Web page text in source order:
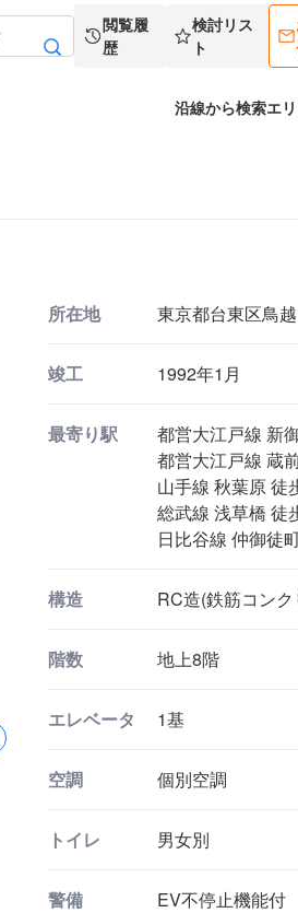
閲覧履
歴
検討リス
ト
沿線から検索エ
所在地 東京都台東区鳥
竣工 1992年1月
最寄り駅
都営大江戸線 新
都営大江戸線 蔵
山手線 秋葉原 徒
総武線 浅草橋 徒
日比谷線 仲御徒
構造 RC造(鉄筋コン
階数 地上8階
エレベータ 1基
空調 個別空調
トイレ 男女別
警備 EV不停止機能付